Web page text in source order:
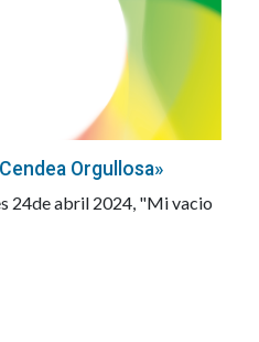
Orgullosa»
24de abril 2024, "Mi vacio